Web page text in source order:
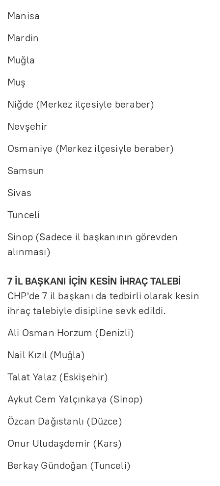
Manisa
Mardin
Muğla
Muş
Niğde (Merkez ilçesiyle beraber)
Nevşehir
Osmaniye (Merkez ilçesiyle beraber)
Samsun
Sivas
Tunceli
Sinop (Sadece il başkanının görevden
alınması)
7 İL BAŞKANI İÇİN KESİN İHRAÇ TALEBİ
CHP'de 7 il başkanı da tedbirli olarak kesin
ihraç talebiyle disipline sevk edildi.
Ali Osman Horzum (Denizli)
Nail Kızıl (Muğla)
Talat Yalaz (Eskişehir)
Aykut Cem Yalçınkaya (Sinop)
Özcan Dağıstanlı (Düzce)
Onur Uludaşdemir (Kars)
Berkay Gündoğan (Tunceli)